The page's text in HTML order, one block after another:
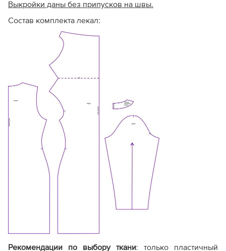
Комплектация
Только конструктивная
обработки (обтачек,
Расход бумаги
Экономичный
. Меньше
листов при печати, так как
мелкие детали
вычленяются из основных
лекал самостоятельно.
файла
Без полей для обрезки
(стыкуется по меткам-
Выкройки даны без припусков на швы.
Состав комплекта лекал:
Рекомендации по выбору ткани: только пластичный